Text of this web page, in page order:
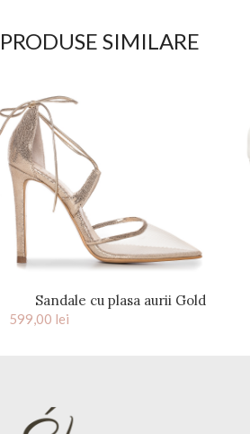
PRODUSE SIMILARE
Sandale cu plasa aurii Gold
599,00 lei